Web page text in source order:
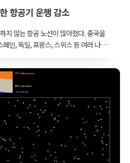
항공기 운행 감소
지 않는 항공 노선이 많아졌다. 중국을
인, 독일, 프랑스, 스위스 등 여러 나라
에는 수 많은 장소에서 모은
하고 있다. flightradar24.com 같은 곳이
network.org의 경우에는 일주
있는 데이터가 올라온다는 장점이 있
16일과 3월 23일. 두 데이터의 용량을
리고 3월 23일이 55% 수준이다. 다시
줄어들었단..